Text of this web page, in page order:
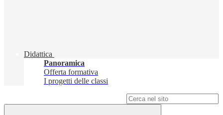
Didattica
Panoramica
Offerta formativa
I progetti delle classi